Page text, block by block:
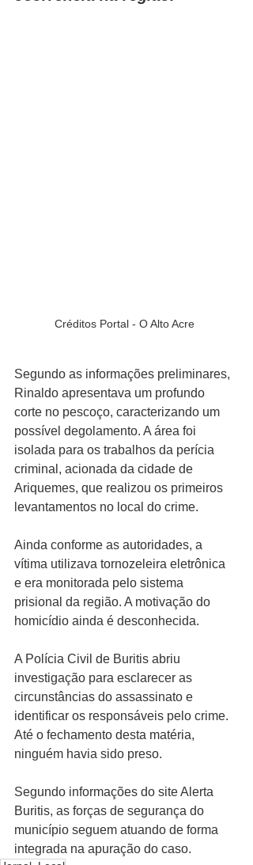
Créditos Portal - O Alto Acre
Segundo as informações preliminares,
Rinaldo apresentava um profundo
corte no pescoço, caracterizando um
possível degolamento. A área foi
isolada para os trabalhos da perícia
criminal, acionada da cidade de
Ariquemes, que realizou os primeiros
levantamentos no local do crime.
Ainda conforme as autoridades, a
vítima utilizava tornozeleira eletrônica
e era monitorada pelo sistema
prisional da região. A motivação do
homicídio ainda é desconhecida.
A Polícia Civil de Buritis abriu
investigação para esclarecer as
circunstâncias do assassinato e
identificar os responsáveis pelo crime.
Até o fechamento desta matéria,
ninguém havia sido preso.
Segundo informações do site Alerta
Buritis, as forças de segurança do
município seguem atuando de forma
integrada na apuração do caso.